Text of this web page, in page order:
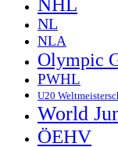
NHL
NL
NLA
Olympic
PWHL
U20
World
ÖEHV